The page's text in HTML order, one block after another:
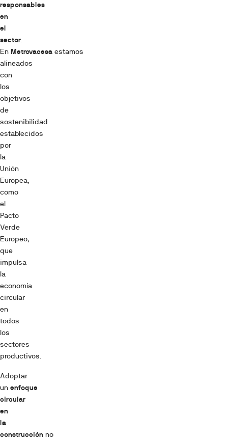
responsables
en
el
sector
En Metrovacesa estamos
alineados
con
los
objetivos
de
sostenibilidad
establecidos
por
la
Unión
Europea,
como
el
Pacto
Verde
Europeo,
que
impulsa
la
economía
circular
en
todos
los
sectores
productivos.
Adoptar
un enfoque
circular
en
la
construcción no